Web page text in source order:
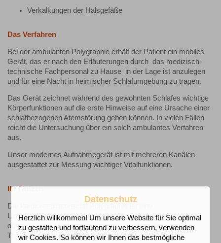
Verkalkungen der Halsgefäße
Das Verfahren
Bei der ambulanten Polygraphie erhält der Patient ein mobiles
Gerät, das er nach den Erläuterungen durch das medizisch-
technische Fachpersonal zu Hause in der Lage ist anzulegen
und für eine Nacht in heimischer Schlafumgebung zu tragen.
Das Gerät zeichnet während des gewohnten Schlafes wichtige
Körperfunktionen auf die erste Hinweise auf eine Ursache einer
schlafbezogenen Atemstörung geben können. In vielen Fällen
reicht die Untersuchung über ein solch ambulantes Verfahren
aus.
Unser modernes Aufnahmegerät ist mit mehreren Kanälen
ausgestattet zur Messung wichtiger Vitalfunktionen.
Ihr Nutzen
Die kardiorespiratorische Polygraphie ist eine
Untersuchungsmethode zur frühzeitigen Diagnostik eines
obstruktiven Schlafapnoesyndroms, so dass eine gezielte
Therapie rechtzeitig durchgeführt werden kann.
Datenschutz
Herzlich willkommen! Um unsere Website für Sie optimal
zu gestalten und fortlaufend zu verbessern, verwenden
wir Cookies. So können wir Ihnen das bestmögliche